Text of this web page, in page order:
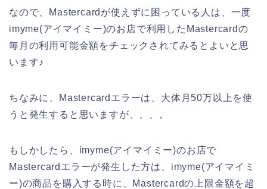
なので、Mastercardが使えずに困っている人は、一度
imyme(アイマイミー)のお店で利用したMastercardの
毎月の利用可能金額をチェックされてみるとよいと思
います♪
ちなみに、Mastercardエラーは、大体月50万以上を使
うと発生すると思いますが、、、。
もしかしたら、imyme(アイマイミー)のお店で
Mastercardエラーが発生した方は、imyme(アイマイミ
ー)の商品を購入する時に、Mastercardの上限金額を超